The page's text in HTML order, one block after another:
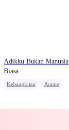
Adikku Bukan Manusia
Biasa
Kebangkitan
Anime